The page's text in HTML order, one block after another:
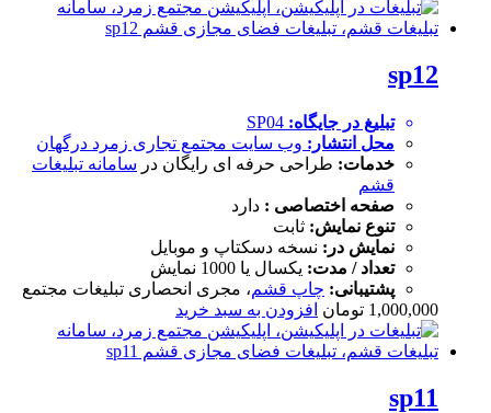
sp12
تبلیغ در جایگاه:
محل انتشار: وب سایت مجتمع تجاری زمرد درگهان
خدمات: طراحی حرفه ای رایگان در سامانه تبلیغات
قشم
صفحه اختصاصی : دارد
تنوع نمایش: ثابت
نمایش در: نسخه دسکتاپ و موبایل
تعداد / مدت: یکسال یا 1000 نمایش
پشتیبانی: چاپ قشم، مجری انحصاری تبلیغات مجتمع
1,000,000 تومان افزودن به سبد خرید
sp11